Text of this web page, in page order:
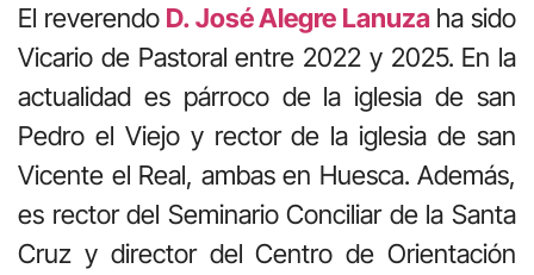
El reverendo D. José Alegre Lanuzaha sido
Vicario de Pastoral entre 2022 y 2025. En la
actualidad es párroco de la iglesia de san
Pedro el Viejo y rector de la iglesia de san
Vicente el Real, ambas en Huesca. Además,
es rector del Seminario Conciliar de la Santa
Cruz y director del Centro de Orientación